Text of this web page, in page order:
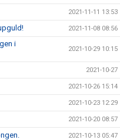
2021-11-11 13:53
2021-11-08 08:56
i
2021-10-29 10:15
2021-10-27
2021-10-26 15:14
2021-10-23 12:29
2021-10-20 08:57
2021-10-13 05:47